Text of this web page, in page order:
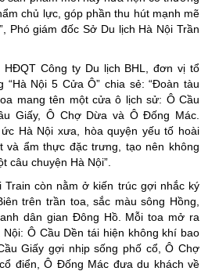
chủ lực, góp phần thu hút mạnh mẽ
Phó giám đốc Sở Du lịch Hà Nội Trần
Công ty Du lịch BHL, đơn vị tổ
Nội 5 Cửa Ô” chia sẻ: “Đoàn tàu
mang tên một cửa ô lịch sử: Ô Cầu
Giấy, Ô Chợ Dừa và Ô Đống Mác.
Hà Nội xưa, hòa quyện yếu tố hoài
và ẩm thực đặc trưng, tạo nên không
câu chuyện Hà Nội”.
còn nằm ở kiến trúc gợi nhắc ký
trên trần toa, sắc màu sông Hồng,
dân gian Đông Hồ. Mỗi toa mở ra
Ô Cầu Dền tái hiện không khí bao
Giấy gợi nhịp sống phố cổ, Ô Chợ
điển, Ô Đống Mác đưa du khách về